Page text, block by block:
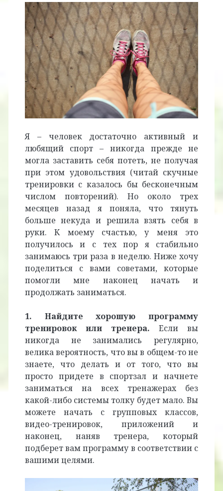
Я – человек достаточно активный и
любящий спорт – никогда прежде не
могла заставить себя потеть, не получая
при этом удовольствия (читай скучные
тренировки с казалось бы бесконечным
числом повторений). Но около трех
месяцев назад я поняла, что тянуть
больше некуда и решила взять себя в
руки. К моему счастью, у меня это
получилось и с тех пор я стабильно
занимаюсь три раза в неделю. Ниже хочу
поделиться с вами советами, которые
помогли мне наконец начать и
продолжать заниматься.
1. Найдите хорошую программу
тренировок или тренера. Если вы
никогда не занимались регулярно,
велика вероятность, что вы в общем-то не
знаете, что делать и от того, что вы
просто придете в спортзал и начнете
заниматься на всех тренажерах без
какой-либо системы толку будет мало. Вы
можете начать с групповых классов,
видео-тренировок, приложений и
наконец, наняв тренера, который
подберет вам программу в соответствии с
вашими целями.